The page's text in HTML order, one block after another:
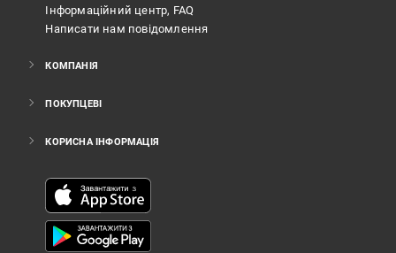
Інформаційний центр, FAQ
Написати нам повідомлення
КОМПАНІЯ
ПОКУПЦЕВІ
КОРИСНА ІНФОРМАЦІЯ